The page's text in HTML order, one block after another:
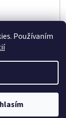
Používaním
. Všetky práva